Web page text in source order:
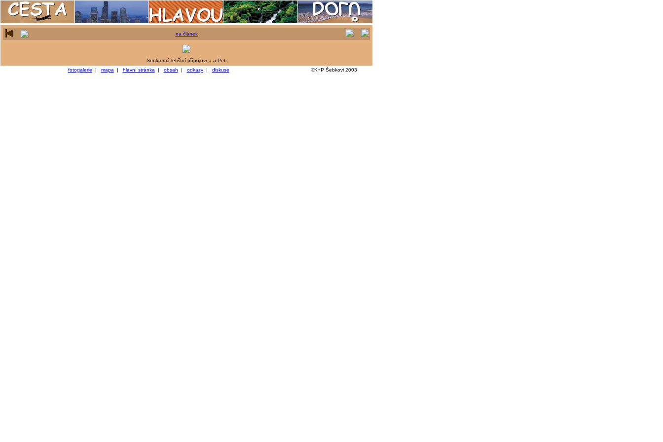
na článek
Soukromá letištní přípojovna a Petr
fotogalerie | mapa | hlavní stránka | obsah | odkazy| diskuse ©K+P Šebkovi 2003